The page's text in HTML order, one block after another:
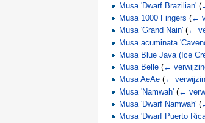
Musa 'Dwarf Brazilian' (
Musa 1000 Fingers (←
Musa 'Grand Nain' (←
Musa acuminata
Musa Blue Java (Ice
Musa Belle (←
Musa AeAe (←
Musa 'Namwah' (←
Musa 'Dwarf Namwah' (
Musa 'Dwarf Puerto